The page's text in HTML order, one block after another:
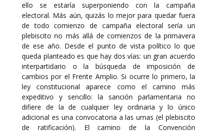
ello se estaría superponiendo con la campaña
electoral. Más aún, quizás lo mejor para quedar fuera
de todo comienzo de campaña electoral sería un
plebiscito no más allá de comienzos de la primavera
de ese año. Desde el punto de vista político lo que
queda planteado es que hay dos vías: un gran acuerdo
interpartidario o la búsqueda de imposición de
cambios por el Frente Amplio. Si ocurre lo primero, la
ley constitucional aparece como el camino más
expeditivo y sencillo: la sanción parlamentaria no
difiere de la de cualquier ley ordinaria y lo único
adicional es una convocatoria a las urnas (el plebiscito
de ratificación). El camino de la Convención